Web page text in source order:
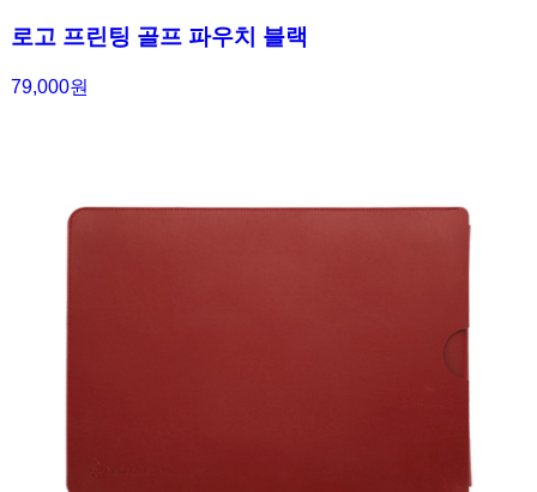
로고 프린팅 골프 파우치 블랙
79,000원